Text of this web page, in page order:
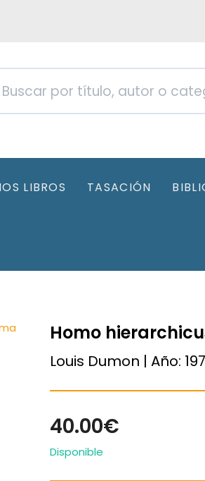
LIBROS TASACIÓN
Homo
Louis Dumon | Año:
40.00€
Disponible